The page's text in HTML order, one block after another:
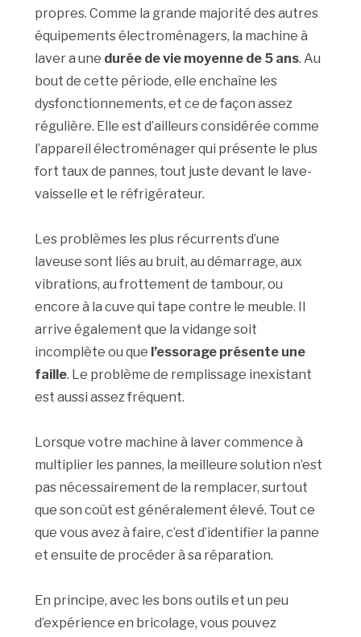
propres. Comme la grande majorité des autres
équipements électroménagers, la machine à
laver a une durée de vie moyenne de 5 ans. Au
bout de cette période, elle enchaîne les
dysfonctionnements, et ce de façon assez
régulière. Elle est d’ailleurs considérée comme
l’appareil électroménager qui présente le plus
fort taux de pannes, tout juste devant le lave-
vaisselle et le réfrigérateur.
Les problèmes les plus récurrents d’une
laveuse sont liés au bruit, au démarrage, aux
vibrations, au frottement de tambour, ou
encore à la cuve qui tape contre le meuble. Il
arrive également que la vidange soit
incomplète ou que l’essorage présente une
faille. Le problème de remplissage inexistant
est aussi assez fréquent.
Lorsque votre machine à laver commence à
multiplier les pannes, la meilleure solution n’est
pas nécessairement de la remplacer, surtout
que son coût est généralement élevé. Tout ce
que vous avez à faire, c’est d’identifier la panne
et ensuite de procéder à sa réparation.
En principe, avec les bons outils et un peu
d’expérience en bricolage, vous pouvez